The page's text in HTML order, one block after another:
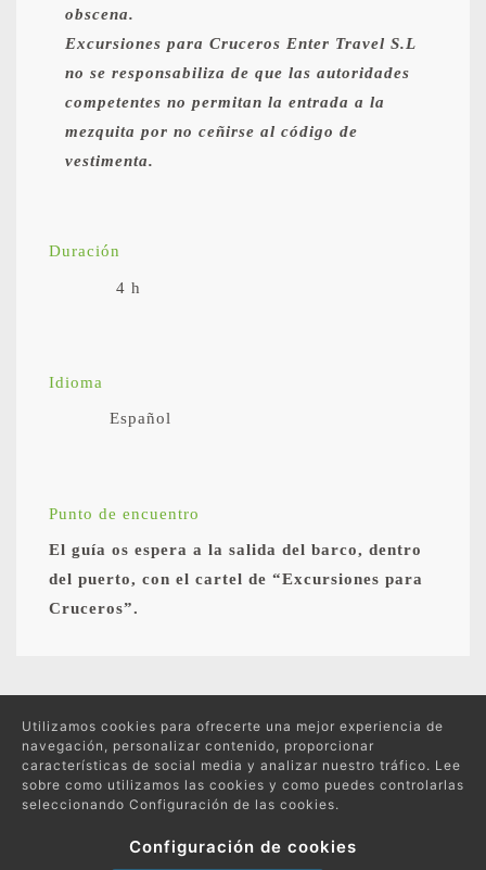
obscena.
Excursiones para Cruceros Enter Travel S.L
no se responsabiliza de que las autoridades
competentes no permitan la entrada a la
mezquita por no ceñirse al código de
vestimenta.
Duración
4 h
Idioma
Español
Punto de encuentro
El guía os espera a la salida del barco, dentro
del puerto, con el cartel de “Excursiones para
Cruceros”.
Protección de datos
Política de compras y devoluciones
Utilizamos cookies para ofrecerte una mejor experiencia de
navegación, personalizar contenido, proporcionar
características de social media y analizar nuestro tráfico. Lee
sobre como utilizamos las cookies y como puedes controlarlas
seleccionando Configuración de las cookies.
Configuración de cookies